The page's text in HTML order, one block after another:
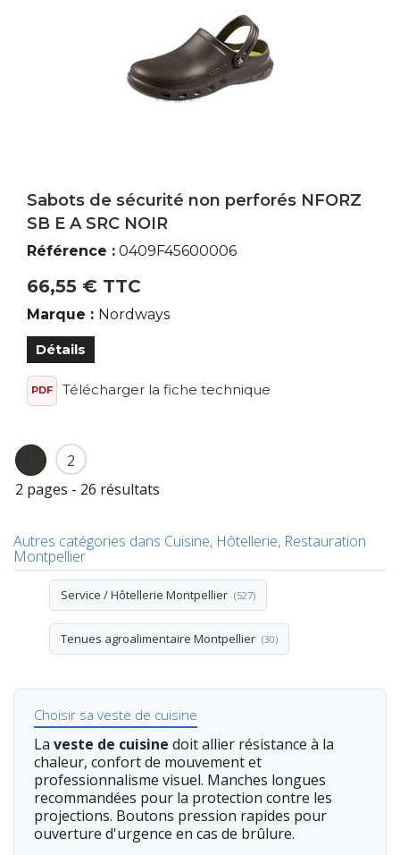
Sabots de sécurité non perforés NFORZ
SB E A SRC NOIR
Référence : 0409F45600006
66,55 € TTC
Marque : Nordways
Détails
PDF Télécharger la fiche technique
2
2 pages - 26 résultats
Autres catégories dans Cuisine, Hôtellerie, Restauration
Montpellier
Service / Hôtellerie Montpellier (527)
Tenues agroalimentaire Montpellier (30)
Choisir sa veste de cuisine
La veste de cuisine doit allier résistance à la
chaleur, confort de mouvement et
professionnalisme visuel. Manches longues
recommandées pour la protection contre les
projections. Boutons pression rapides pour
ouverture d'urgence en cas de brûlure.